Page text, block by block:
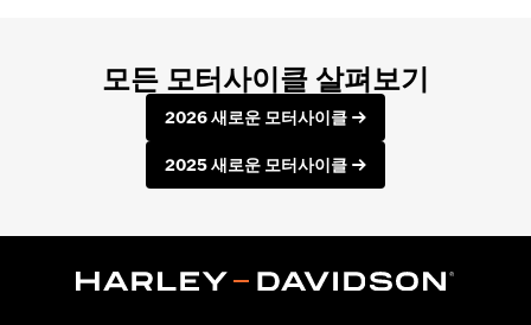
모든 모터사이클 살펴보기
2026 새로운 모터사이클
2025 새로운 모터사이클